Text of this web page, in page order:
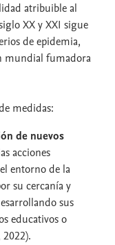
atribuible al
XX y XXI sigue
de epidemia,
mundial fumadora
medidas:
de nuevos
acciones
entorno de la
su cercanía y
sus
educativos o
2022).